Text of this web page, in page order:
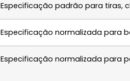
Especificação padrão para tiras,
Especificação normalizada para
Especificação normalizada para